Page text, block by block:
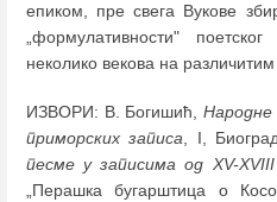
епиком, пре свега Вукове
„формулативности"
неколико векова на
ИЗВОРИ: В. Богишић,Народне
приморских записа, I,
песме у записима од XV-
„Перашка бугарштица о